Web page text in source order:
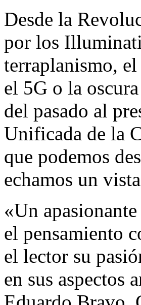
Desde la
por los
terraplanismo,
el 5G o la
del pasado al
Unificada de la
que podemos
echamos un
«Un
el pensamiento
el lector su
en sus aspectos